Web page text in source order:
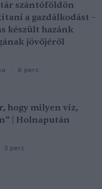
szántóföldön
a gazdálkodást –
készült hazánk
jövőjéről
6 perc
hogy milyen víz,
| Holnapután
3 perc